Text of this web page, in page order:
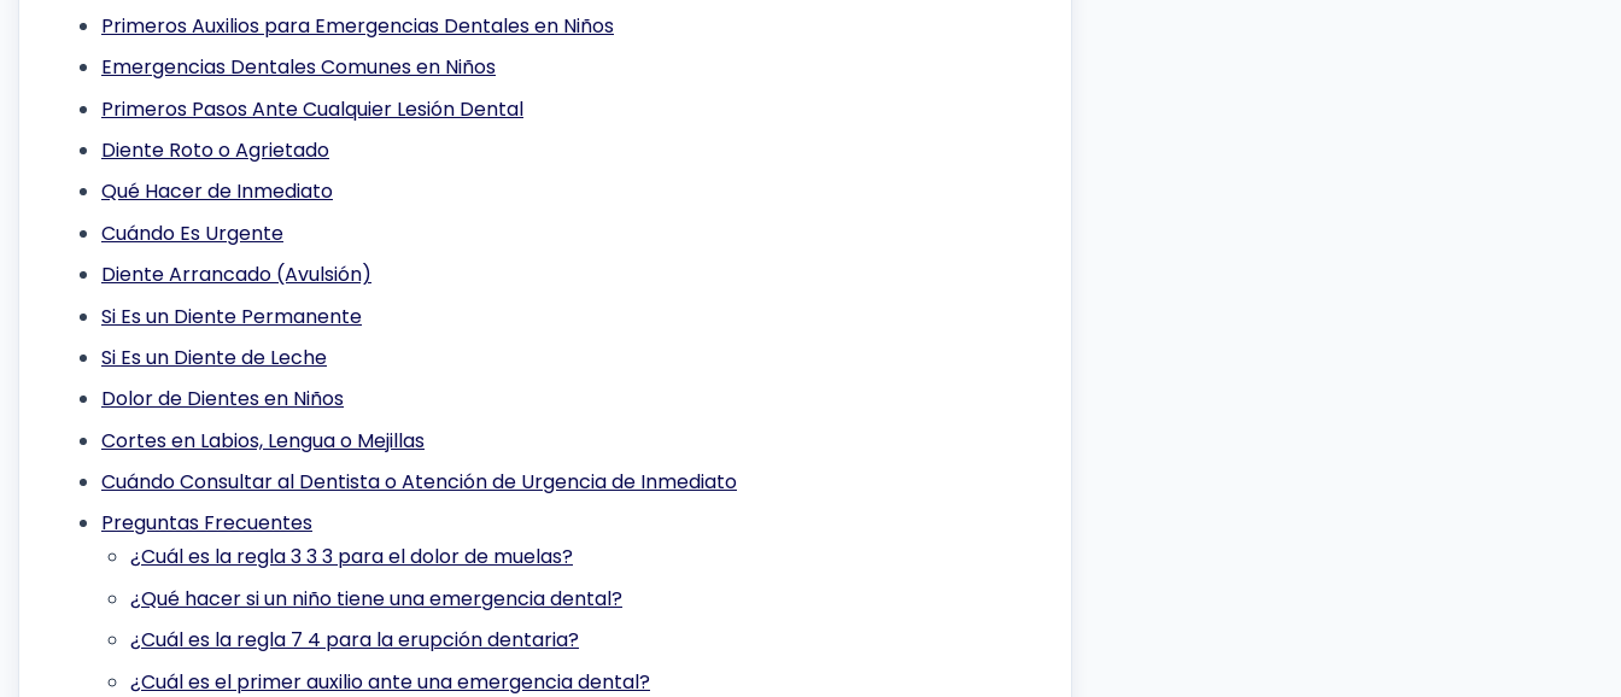
Primeros Auxilios para Emergencias Dentales en Niños
Emergencias Dentales Comunes en Niños
Primeros Pasos Ante Cualquier Lesión Dental
Diente Roto o Agrietado
Qué Hacer de Inmediato
Cuándo Es Urgente
Diente Arrancado (Avulsión)
Si Es un Diente Permanente
Si Es un Diente de Leche
Dolor de Dientes en Niños
Cortes en Labios, Lengua o Mejillas
Cuándo Consultar al Dentista o Atención de Urgencia de Inmediato
Preguntas Frecuentes
¿Cuál es la regla 3 3 3 para el dolor de muelas?
¿Qué hacer si un niño tiene una emergencia dental?
¿Cuál es la regla 7 4 para la erupción dentaria?
¿Cuál es el primer auxilio ante una emergencia dental?